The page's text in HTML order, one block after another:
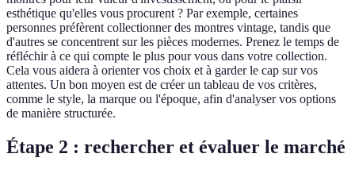
esthétique qu'elles vous procurent ? Par exemple, certaines
personnes préfèrent collectionner des montres vintage, tandis que
d'autres se concentrent sur les pièces modernes. Prenez le temps de
réfléchir à ce qui compte le plus pour vous dans votre collection.
Cela vous aidera à orienter vos choix et à garder le cap sur vos
attentes. Un bon moyen est de créer un tableau de vos critères,
comme le style, la marque ou l'époque, afin d'analyser vos options
de manière structurée.
Étape 2 : rechercher et évaluer le marché